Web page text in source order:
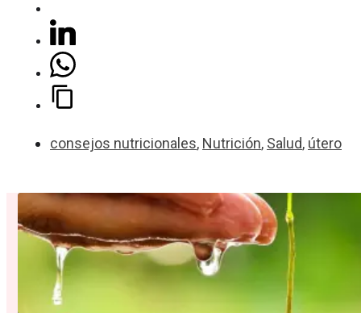
consejos nutricionales, Nutrición, Salud, útero